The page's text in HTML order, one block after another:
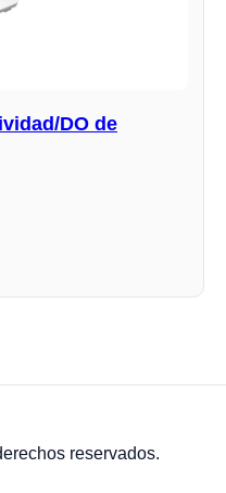
DO de
reservados.